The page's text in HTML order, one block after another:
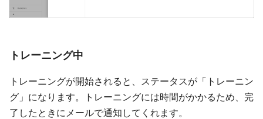
トレーニング中
トレーニングが開始されると、ステータスが「トレーニン
グ」になります。トレーニングには時間がかかるため、完
了したときにメールで通知してくれます。